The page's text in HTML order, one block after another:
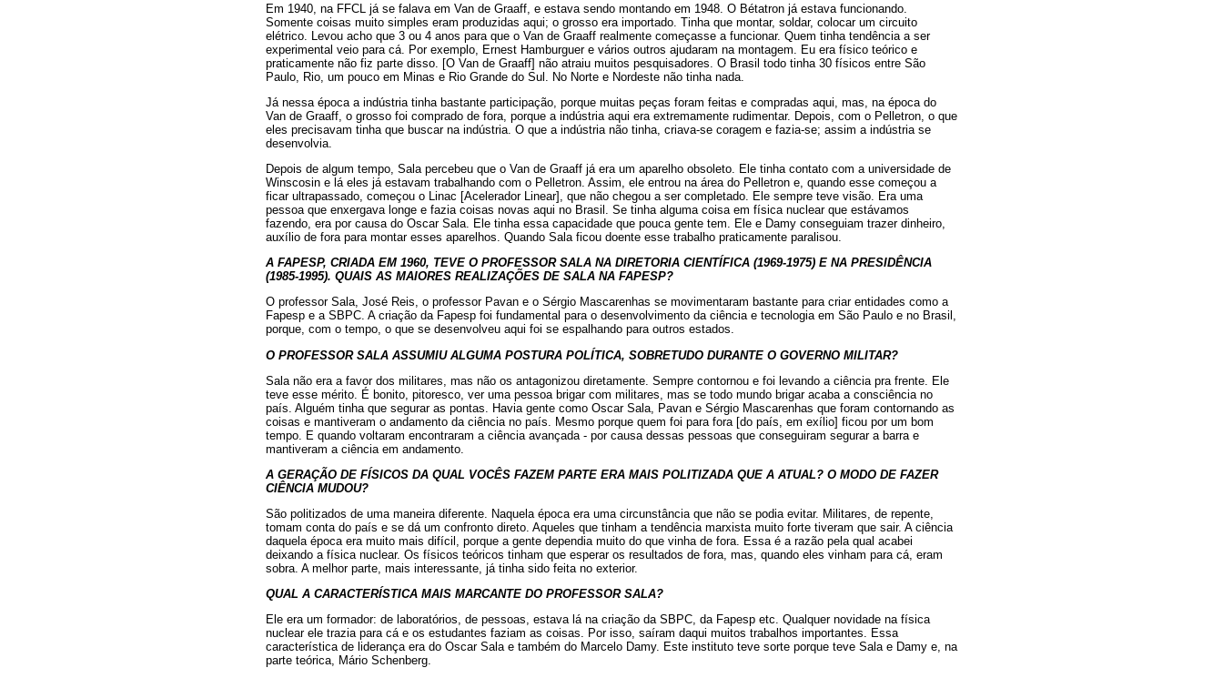
Em 1940, na FFCL já se falava em Van de Graaff, e estava sendo montando em 1948. O Bétatron já estava funcionando.
Somente coisas muito simples eram produzidas aqui; o grosso era importado. Tinha que montar, soldar, colocar um circuito
elétrico. Levou acho que 3 ou 4 anos para que o Van de Graaff realmente começasse a funcionar. Quem tinha tendência a ser
experimental veio para cá. Por exemplo, Ernest Hamburguer e vários outros ajudaram na montagem. Eu era físico teórico e
praticamente não fiz parte disso. [O Van de Graaff] não atraiu muitos pesquisadores. O Brasil todo tinha 30 físicos entre São
Paulo, Rio, um pouco em Minas e Rio Grande do Sul. No Norte e Nordeste não tinha nada.
Já nessa época a indústria tinha bastante participação, porque muitas peças foram feitas e compradas aqui, mas, na época do
Van de Graaff, o grosso foi comprado de fora, porque a indústria aqui era extremamente rudimentar. Depois, com o Pelletron, o que
eles precisavam tinha que buscar na indústria. O que a indústria não tinha, criava-se coragem e fazia-se; assim a indústria se
desenvolvia.
Depois de algum tempo, Sala percebeu que o Van de Graaff já era um aparelho obsoleto. Ele tinha contato com a universidade de
Winscosin e lá eles já estavam trabalhando com o Pelletron. Assim, ele entrou na área do Pelletron e, quando esse começou a
ficar ultrapassado, começou o Linac [Acelerador Linear], que não chegou a ser completado. Ele sempre teve visão. Era uma
pessoa que enxergava longe e fazia coisas novas aqui no Brasil. Se tinha alguma coisa em física nuclear que estávamos
fazendo, era por causa do Oscar Sala. Ele tinha essa capacidade que pouca gente tem. Ele e Damy conseguiam trazer dinheiro,
auxílio de fora para montar esses aparelhos. Quando Sala ficou doente esse trabalho praticamente paralisou.
A FAPESP, CRIADA EM 1960, TEVE O PROFESSOR SALA NA DIRETORIA CIENTÍFICA (1969-1975) E NA PRESIDÊNCIA
(1985-1995). QUAIS AS MAIORES REALIZAÇÕES DE SALA NA FAPESP?
O professor Sala, José Reis, o professor Pavan e o Sérgio Mascarenhas se movimentaram bastante para criar entidades como a
Fapesp e a SBPC. A criação da Fapesp foi fundamental para o desenvolvimento da ciência e tecnologia em São Paulo e no Brasil,
porque, com o tempo, o que se desenvolveu aqui foi se espalhando para outros estados.
O PROFESSOR SALA ASSUMIU ALGUMA POSTURA POLÍTICA, SOBRETUDO DURANTE O GOVERNO MILITAR?
Sala não era a favor dos militares, mas não os antagonizou diretamente. Sempre contornou e foi levando a ciência pra frente. Ele
teve esse mérito. É bonito, pitoresco, ver uma pessoa brigar com militares, mas se todo mundo brigar acaba a consciência no
país. Alguém tinha que segurar as pontas. Havia gente como Oscar Sala, Pavan e Sérgio Mascarenhas que foram contornando as
coisas e mantiveram o andamento da ciência no país. Mesmo porque quem foi para fora [do país, em exílio] ficou por um bom
tempo. E quando voltaram encontraram a ciência avançada - por causa dessas pessoas que conseguiram segurar a barra e
mantiveram a ciência em andamento.
A GERAÇÃO DE FÍSICOS DA QUAL VOCÊS FAZEM PARTE ERA MAIS POLITIZADA QUE A ATUAL? O MODO DE FAZER
CIÊNCIA MUDOU?
São politizados de uma maneira diferente. Naquela época era uma circunstância que não se podia evitar. Militares, de repente,
tomam conta do país e se dá um confronto direto. Aqueles que tinham a tendência marxista muito forte tiveram que sair. A ciência
daquela época era muito mais difícil, porque a gente dependia muito do que vinha de fora. Essa é a razão pela qual acabei
deixando a física nuclear. Os físicos teóricos tinham que esperar os resultados de fora, mas, quando eles vinham para cá, eram
sobra. A melhor parte, mais interessante, já tinha sido feita no exterior.
QUAL A CARACTERÍSTICA MAIS MARCANTE DO PROFESSOR SALA?
Ele era um formador: de laboratórios, de pessoas, estava lá na criação da SBPC, da Fapesp etc. Qualquer novidade na física
nuclear ele trazia para cá e os estudantes faziam as coisas. Por isso, saíram daqui muitos trabalhos importantes. Essa
característica de liderança era do Oscar Sala e também do Marcelo Damy. Este instituto teve sorte porque teve Sala e Damy e, na
parte teórica, Mário Schenberg.